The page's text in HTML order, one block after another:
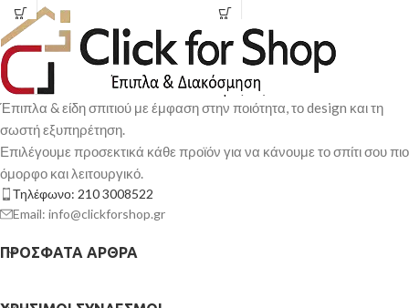
Έπιπλα & είδη σπιτιού με έμφαση στην ποιότητα, το design και τη
σωστή εξυπηρέτηση.
Επιλέγουμε προσεκτικά κάθε προϊόν για να κάνουμε το σπίτι σου πιο
όμορφο και λειτουργικό.
Τηλέφωνο: 210 3008522
Email: info@clickforshop.gr
ΠΡΌΣΦΑΤΑ ΆΡΘΡΑ